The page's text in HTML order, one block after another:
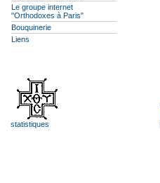
Le groupe internet
"Orthodoxes à Paris"
Bouquinerie
Liens
statistiques